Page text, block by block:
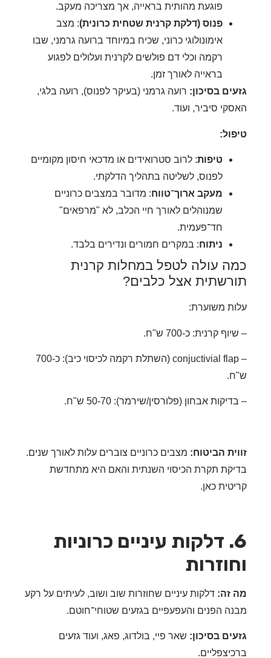
פוגעת מהותית בראייה, אך מצריכה מעקב.
פנוס (דלקת קרנית שטחית כרונית): מצב
אימונולוגי כרוני, שכיח במיוחד ברועה גרמני, שבו
רקמה וכלי דם פולשים לקרנית ועלולים לפגוע
בראייה לאורך זמן.
בסיכון:רועה גרמני (בעיקר לפנוס), רועה בלגי,
סיביר, ועוד.
: לרוב סטרואידים או מדכאי חיסון מקומיים
לפנוס, לשליטה בתהליך הדלקתי.
מעקב ארוך־טווח: מדובר במצבים כרוניים
שמנוהלים לאורך חיי הכלב, לא "מרפאים"
חד־פעמית.
: במקרים חמורים ונדירים בלבד.
עולה לטפל במחלות קרנית
אצל כלבים?
משוערת:
קרנית: כ-700 ש"ח.
– conjuctivial flap (השתלת רקמה לכיסוי כיב): כ-700
אבחון (פלורסין/שירמר): 50-70 ש"ח.
הביטוח: מצבים כרוניים צוברים עלות לאורך שנים.
תקרת הכיסוי השנתית והאם היא מתחדשת
כאן.
6. דלקות עיניים כרוניות
דלקות עיניים שחוזרות שוב ושוב, לעיתים על רקע
הפנים והעפעפיים בגזעים שטוחי־חוטם.
בסיכון:שאר פיי, בולדוג, פאג, ועוד גזעים